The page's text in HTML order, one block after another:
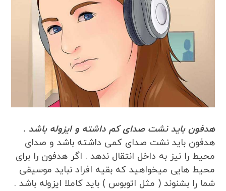
هدفون باید نشت صدای کم داشته و ایزوله باشد .
هدفون باید نشت صدای کمی داشته باشد و صدای
محیط را نیز به داخل انتقال ندهد . اگر هدفون را برای
محیط هایی میخواهید که بقیه افراد نباید موسیقی
شما را بشنوند ( مثل اتوبوس ) باید کاملا ایزوله باشد .